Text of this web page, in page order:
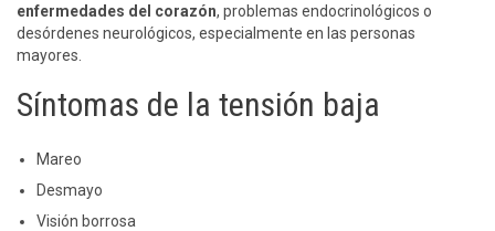
enfermedades del corazón, problemas endocrinológicos o
desórdenes neurológicos, especialmente en las personas
mayores.
Síntomas de la tensión baja
Mareo
Desmayo
Visión borrosa